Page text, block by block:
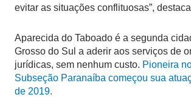
evitar as situações conflituosas”,
Aparecida do Taboado é a segunda
Grosso do Sul a aderir aos serviços de
jurídicas, sem nenhum custo. Pioneira
Subseção Paranaíba começou sua
de 2019.